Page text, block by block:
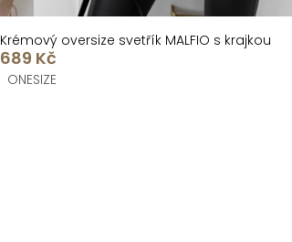
Krémový oversize svetřík MALFIO s krajkou
689 Kč
ONESIZE